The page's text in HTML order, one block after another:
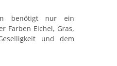
benötigt nur ein
Farben Eichel, Gras,
und dem